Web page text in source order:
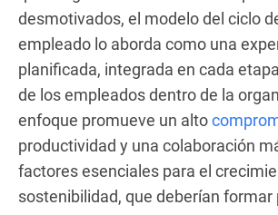
desmotivados, el modelo del ciclo
empleado lo aborda como una
planificada, integrada en cada
de los empleados dentro de la
enfoque promueve un alto
productividad y una colaboración
factores esenciales para el
sostenibilidad, que deberían formar